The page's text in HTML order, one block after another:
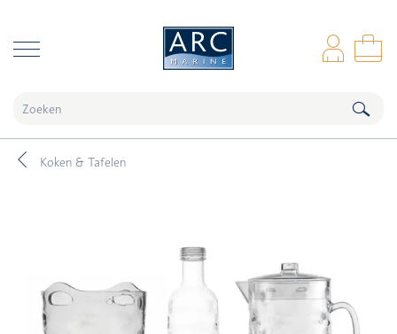
Koken & Tafelen